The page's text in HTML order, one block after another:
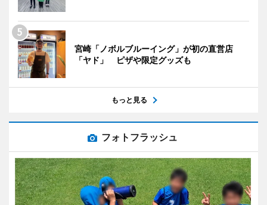
宮崎「ノボルブルーイング」が初の直営店
「ヤド」 ピザや限定グッズも
もっと見る
フォトフラッシュ